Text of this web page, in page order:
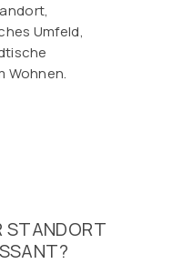
Umfeld,
Wohnen.
STANDORT